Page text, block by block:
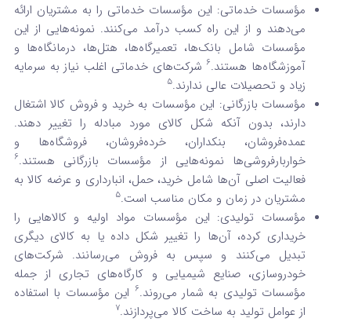
مؤسسات خدماتی: این مؤسسات خدماتی را به مشتریان ارائه
می‌دهند و از این راه کسب درآمد می‌کنند. نمونه‌هایی از این
مؤسسات شامل بانک‌ها، تعمیرگاه‌ها، هتل‌ها، درمانگاه‌ها و
آموزشگاه‌ها هستند.6 شرکت‌های خدماتی اغلب نیاز به سرمایه
زیاد و تحصیلات عالی ندارند.5
مؤسسات بازرگانی: این مؤسسات به خرید و فروش کالا اشتغال
دارند، بدون آنکه شکل کالای مورد مبادله را تغییر دهند.
عمده‌فروشان، بنکداران، خرده‌فروشان، فروشگاه‌ها و
خواربارفروشی‌ها نمونه‌هایی از مؤسسات بازرگانی هستند.6
فعالیت اصلی آن‌ها شامل خرید، حمل، انبارداری و عرضه کالا به
مشتریان در زمان و مکان مناسب است.5
مؤسسات تولیدی: این مؤسسات مواد اولیه و کالاهایی را
خریداری کرده، آن‌ها را تغییر شکل داده یا به کالای دیگری
تبدیل می‌کنند و سپس به فروش می‌رسانند. شرکت‌های
خودروسازی، صنایع شیمیایی و کارگاه‌های تجاری از جمله
مؤسسات تولیدی به شمار می‌روند.6 این مؤسسات با استفاده
از عوامل تولید به ساخت کالا می‌پردازند.7